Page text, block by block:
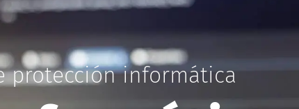
protección informática